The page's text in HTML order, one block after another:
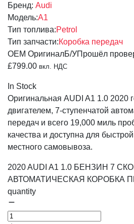
Бренд: Audi
Модель:A1
Тип топлива:Petrol
Тип запчасти:Коробка передач
OEM ОригиналБ/УПрошёл
£799.00 вкл. НДС
In Stock
Оригинальная AUDI A1 1.0 2020
двигателем, 7-ступенчатой
передач и всего 19,000 миль
качества и доступна для
местного самовывоза.
2020 AUDI A1 1.0 БЕНЗИН 7
АВТОМАТИЧЕСКАЯ КОРОБКА
quantity